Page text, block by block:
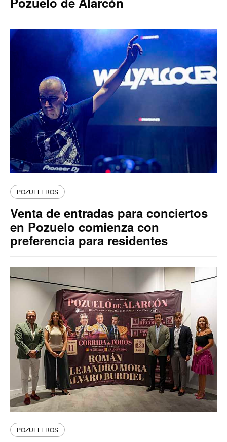
POZUELEROS
Venta de entradas para conciertos
en Pozuelo comienza con
preferencia para residentes
POZUELEROS